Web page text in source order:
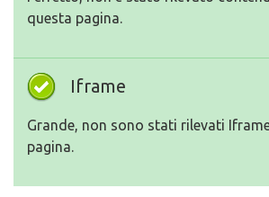
questa pagina.
Iframe
Grande, non sono stati rilevati
pagina.